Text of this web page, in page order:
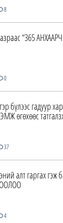
8
“365
0
бүлээс гадуур
өгөхөөс
37
алт гаргах гэж
4